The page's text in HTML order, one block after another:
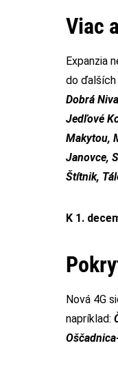
Viac
Expanzia
do
Dobrá
Jedľové
Makytou,
Janovce,
Štítnik,
K 1.
Nová 4G
napríklad: